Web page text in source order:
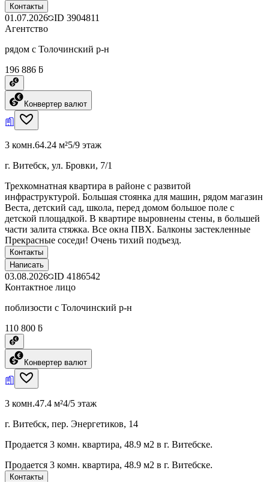
Контакты
01.07.2026 ID 3904811
Агентство
рядом с Толочинский р-н
196 886 ƃ
Конвертер валют
3 комн.64.24 м²5/9 этаж
г. Витебск, ул. Бровки, 7/1
Трехкомнатная квартира в районе с развитой
инфраструктурой. Большая стоянка для машин, рядом магазин
Веста, детский сад, школа, перед домом большое поле с
детской площадкой. В квартире выровнены стены, в большей
части залита стяжка. Все окна ПВХ. Балконы застекленные
Прекрасные соседи! Очень тихий подъезд.
Контакты
Написать
03.08.2026 ID 4186542
Контактное лицо
поблизости с Толочинский р-н
110 800 ƃ
Конвертер валют
3 комн.47.4 м²4/5 этаж
г. Витебск, пер. Энергетиков, 14
Продается 3 комн. квартира, 48.9 м2 в г. Витебске.
Продается 3 комн. квартира, 48.9 м2 в г. Витебске.
Контакты